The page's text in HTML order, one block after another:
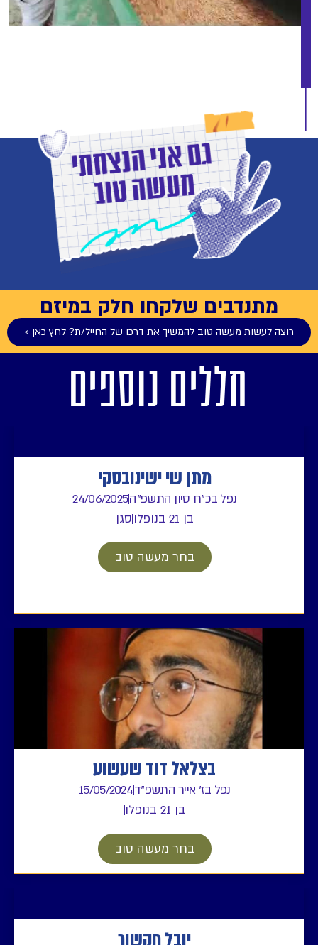
מתנדבים שלקחו חלק במיזם
רוצה לעשות מעשה טוב להמשיך את דרכו של החייל/ת? לחץ כאן >
חללים נוספים
מתן שי ישינובסקי
נפל בכ"ח סיון התשפ"ה24/06/2025
בן 21 בנופלו
סגן
בחר מעשה טוב
בצלאל דוד שעשוע
נפל בז' אייר התשפ"ד15/05/2024
בן 21 בנופלו
בחר מעשה טוב